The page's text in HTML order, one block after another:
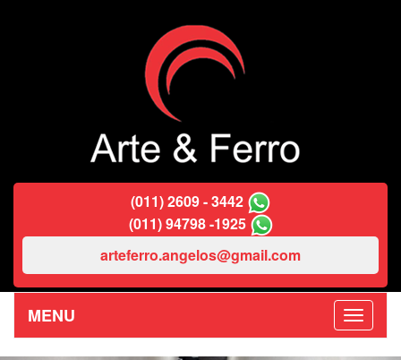
(011) 2609 - 3442
(011) 94798 -1925
arteferro.angelos@gmail.com
MENU